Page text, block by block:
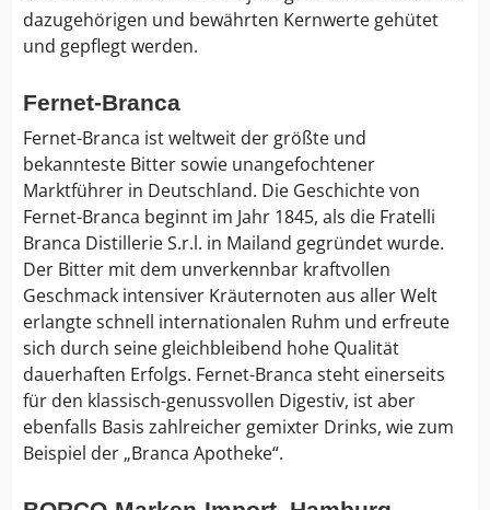
dazugehörigen und bewährten Kernwerte gehütet
und gepflegt werden.
Fernet-Branca
Fernet-Branca ist weltweit der größte und
bekannteste Bitter sowie unangefochtener
Marktführer in Deutschland. Die Geschichte von
Fernet-Branca beginnt im Jahr 1845, als die Fratelli
Branca Distillerie S.r.l. in Mailand gegründet wurde.
Der Bitter mit dem unverkennbar kraftvollen
Geschmack intensiver Kräuternoten aus aller Welt
erlangte schnell internationalen Ruhm und erfreute
sich durch seine gleichbleibend hohe Qualität
dauerhaften Erfolgs. Fernet-Branca steht einerseits
für den klassisch-genussvollen Digestiv, ist aber
ebenfalls Basis zahlreicher gemixter Drinks, wie zum
Beispiel der „Branca Apotheke“.